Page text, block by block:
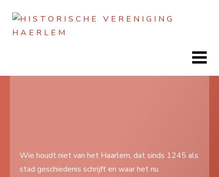
Lezen
Wie houdt niet van het Haarlem, dat sinds 1245 als
stad geschiedenis schrijft en waar het nu